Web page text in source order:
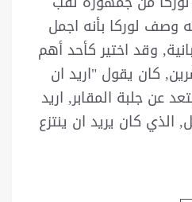
وصف لوركا بأنه اجمل
وقد اختير كأحد أهم
كان يقول "اريد ان
عن جلبة المقابر, اريد
الذي كان يريد ان ينتزع